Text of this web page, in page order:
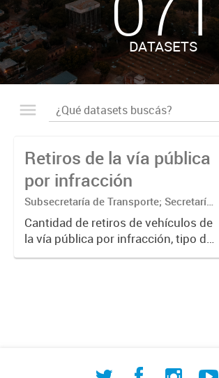
DATASETS
Retiros de la vía pública
por infracción
Subsecretaría de Transporte; Secretaría
de Movilidad Urbana y Seguridad
ciudadana
Cantidad de retiros de vehículos de
la vía pública por infracción, tipo de
vehículo y tipo de infracción